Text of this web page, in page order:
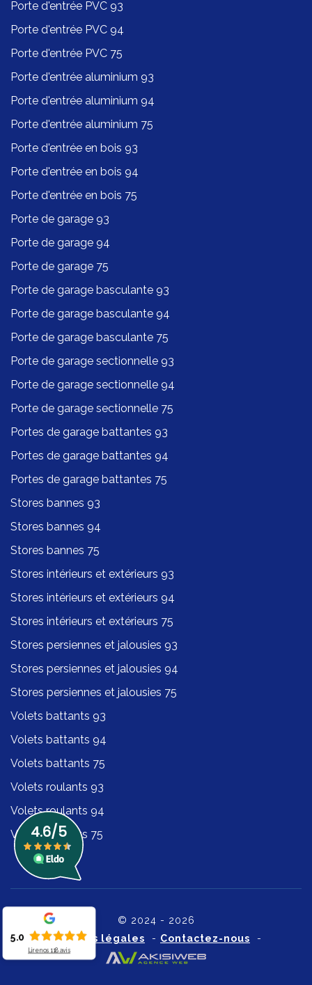
Porte d'entrée PVC 93
Porte d'entrée PVC 94
Porte d'entrée PVC 75
Porte d'entrée aluminium 93
Porte d'entrée aluminium 94
Porte d'entrée aluminium 75
Porte d'entrée en bois 93
Porte d'entrée en bois 94
Porte d'entrée en bois 75
Porte de garage 93
Porte de garage 94
Porte de garage 75
Porte de garage basculante 93
Porte de garage basculante 94
Porte de garage basculante 75
Porte de garage sectionnelle 93
Porte de garage sectionnelle 94
Porte de garage sectionnelle 75
Portes de garage battantes 93
Portes de garage battantes 94
Portes de garage battantes 75
Stores bannes 93
Stores bannes 94
Stores bannes 75
Stores intérieurs et extérieurs 93
Stores intérieurs et extérieurs 94
Stores intérieurs et extérieurs 75
Stores persiennes et jalousies 93
Stores persiennes et jalousies 94
Stores persiennes et jalousies 75
Volets battants 93
Volets battants 94
Volets battants 75
Volets roulants 93
Volets roulants 94
Volets roulants 75
© 2024 - 2026
Mentions légales - Contactez-nous -
5.0
Lire nos 118 avis